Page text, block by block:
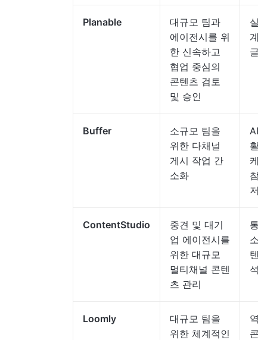
Planable
대규모 팀과
에이전시를 위
한 신속하고
협업 중심의
콘텐츠 검토
및 승인
글
Buffer
소규모 팀을
위한 다채널
게시 작업 간
소화
ContentStudio
중견 및 대기
업 에이전시를
위한 대규모
멀티채널 콘텐
츠 관리
Loomly
대규모 팀을
위한 체계적인